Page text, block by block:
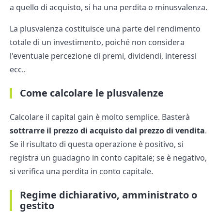
a quello di acquisto, si ha una perdita o minusvalenza.
La plusvalenza costituisce una parte del rendimento
totale di un investimento, poiché non considera
l'eventuale percezione di premi, dividendi, interessi
ecc..
Come calcolare le plusvalenze
Calcolare il capital gain è molto semplice. Basterà
sottrarre il prezzo di acquisto dal prezzo di vendita.
Se il risultato di questa operazione è positivo, si
registra un guadagno in conto capitale; se è negativo,
si verifica una perdita in conto capitale.
Regime dichiarativo, amministrato o
gestito